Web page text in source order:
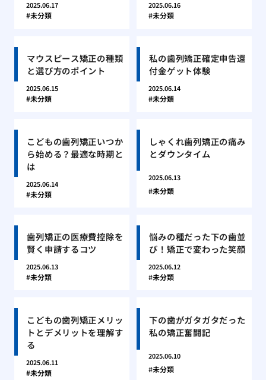
2025.06.17
未分類
2025.06.16
未分類
マウスピース矯正の種類
と選び方のポイント
2025.06.15
未分類
私の歯列矯正確定申告還
付金ゲット体験
2025.06.14
未分類
こどもの歯列矯正いつか
ら始める？最適な時期と
は
2025.06.14
未分類
しゃくれ歯列矯正の痛み
とダウンタイム
2025.06.13
未分類
歯列矯正の医療費控除を
賢く申請するコツ
2025.06.13
未分類
悩みの種だった下の歯並
び！矯正で変わった笑顔
2025.06.12
未分類
こどもの歯列矯正メリッ
トとデメリットを理解す
る
2025.06.11
未分類
下の歯がガタガタだった
私の矯正奮闘記
2025.06.10
未分類